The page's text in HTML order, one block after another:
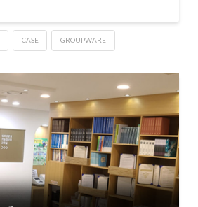
CASE GROUPWARE